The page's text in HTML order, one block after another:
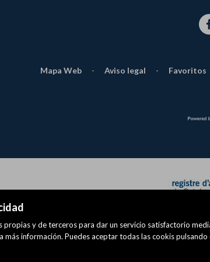
propias y de terceros para dar un servicio satisfactorio
más información. Puedes aceptar todas las cookis
Mapa Web - Aviso legal - Favoritos